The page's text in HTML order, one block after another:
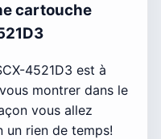
cartouche
4521D3 est à
montrer dans le
vous allez
un rien de temps!